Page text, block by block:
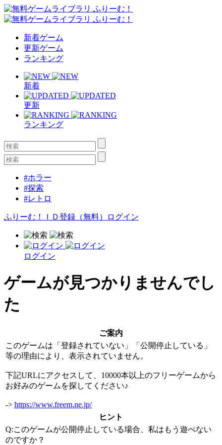
新着ゲーム
更新ゲーム
ランキング
新着
更新
ランキング
#ホラー
#探索
#レトロ
ふりーむ！ＩＤ登録（無料） ログイン
ログイン
ゲームが見つかりませんでし
た
ご案内
このゲームは「登録されていない」「公開停止している」
等の理由により、表示されていません。
下記URLにアクセスして、10000本以上のフリーゲームから
お好みのゲームを探してください♪
-> https://www.freem.ne.jp/
ヒント
Q:このゲームが公開停止している場合、私はもう遊べない
のですか？